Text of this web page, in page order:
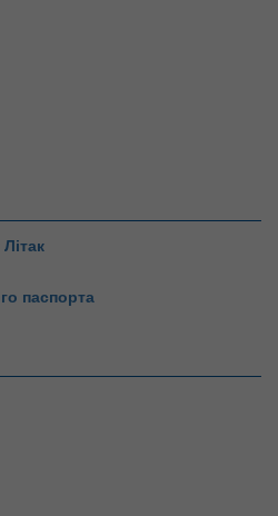
паспорта